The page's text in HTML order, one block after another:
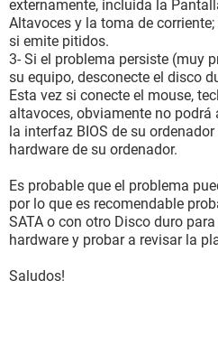
externamente, incluida la
Altavoces y la toma de
si emite pitidos.
3- Si el problema persiste (muy
su equipo, desconecte el disco
Esta vez si conecte el mouse,
altavoces, obviamente no podrá
la interfaz BIOS de su
hardware de su ordenador.
Es probable que el problema
por lo que es recomendable
SATA o con otro Disco duro
hardware y probar a revisar la
Saludos!